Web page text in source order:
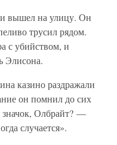
вышел на улицу. Он
трусил рядом.
с убийством, и
Элисона.
казино раздражали
он помнил до сих
значок, Олбрайт? —
случается».